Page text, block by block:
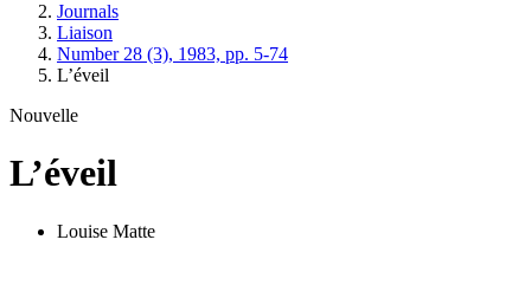
Journals
Liaison
Number 28 (3), 1983, pp. 5-74
L’éveil
Nouvelle
L’éveil
Louise Matte